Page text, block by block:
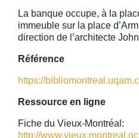
La banque occupe, à la
immeuble sur la place
direction de l’architecte
Référence
https://
Ressource en ligne
Fiche du Vieux-Montréal:
http://